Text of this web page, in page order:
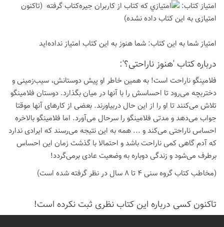
امتیاز كتاب:
(تاكنون
امتیازی به این كتاب داده نشده)
امتیاز شما به این كتاب: شما هنوز به این كتاب امتیاز نداده‌اید
درباره كتاب 'هنوز ناراحتی؟':
فلامینگو ناراحت است! به همین خاطر او پیش دوستانش، سیب‌زمینی و
دختربچه می‌رود تا احساسش را با آنها در میان بگذارد. دوستان فلامینگو
تلاش می‌کنند تا او را از این حال دربیاورند. بعضی از کارهای آنها موقتا
جواب می‌دهد و مدتی فلامینگو را سرحال می‌آورد. اما فلامینگو بالاخره
احساس ناراحتی می‌کند و ... همه به این نتیجه می‌رسند که ایرادی ندارد
که آدم گاهی کمی ناراحت باشد و احتمالا با گذشت زمان این احساس
برطرف می‌شود و زندگی دوباره به وضعیت عادی برمی‌گردد!
(مخاطب کتاب گروه سنی 4 تا 8 سال در نظر گرفته شده است)
تاكنون كسی درباره این كتاب نظری ثبت نكرده است!